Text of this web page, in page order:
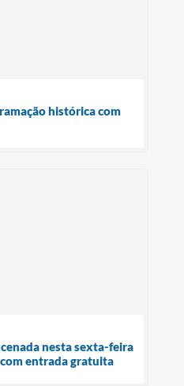
histórica com
nesta sexta-feira
entrada gratuita